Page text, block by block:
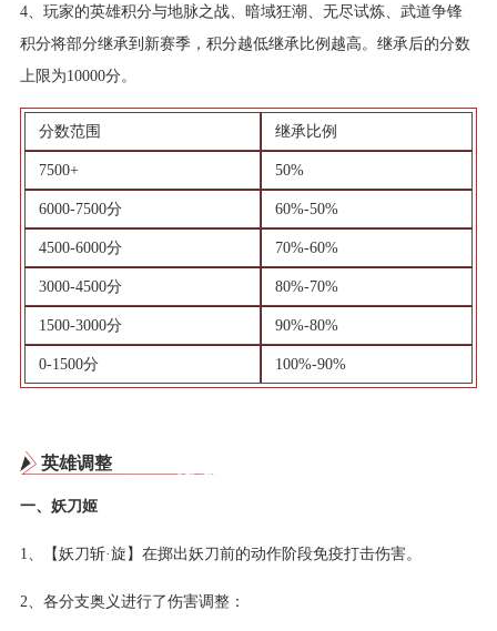
4、玩家的英雄积分与地脉之战、暗域狂潮、无尽试炼、武道争锋
积分将部分继承到新赛季，积分越低继承比例越高。继承后的分数
上限为10000分。
分数范围 继承比例
7500+ 50%
6000-7500分 60%-50%
4500-6000分 70%-60%
3000-4500分 80%-70%
1500-3000分 90%-80%
0-1500分 100%-90%
英雄调整
一、妖刀姬
1、【妖刀斩·旋】在掷出妖刀前的动作阶段免疫打击伤害。
2、各分支奥义进行了伤害调整：